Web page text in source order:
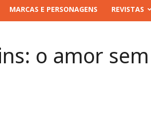
MARCAS E PERSONAGENS REVISTAS
o amor sem